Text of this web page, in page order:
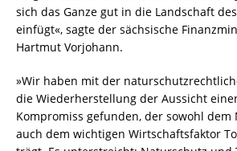
sich das Ganze gut in die Landschaft
einfügt«, sagte der sächsische
Hartmut Vorjohann.
»Wir haben mit der
die Wiederherstellung der Aussicht
Kompromiss gefunden, der sowohl dem
auch dem wichtigen Wirtschaftsfaktor